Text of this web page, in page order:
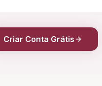
Criar Conta Grátis